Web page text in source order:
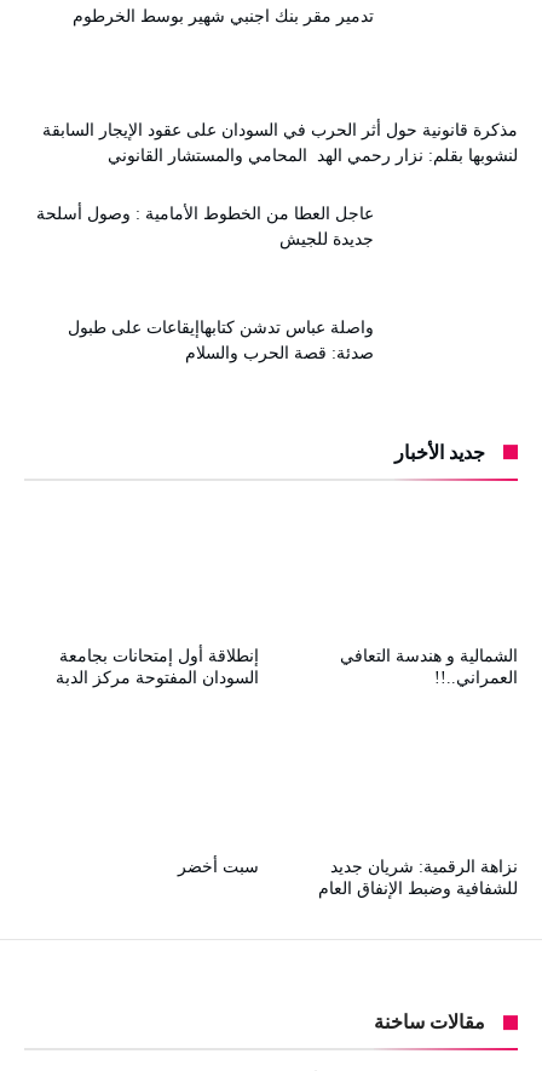
تدمير مقر بنك اجنبي شهير بوسط الخرطوم
مذكرة قانونية حول أثر الحرب في السودان على عقود الإيجار السابقة
لنشوبها بقلم: نزار رحمي الهد المحامي والمستشار القانوني
عاجل العطا من الخطوط الأمامية : وصول أسلحة
جديدة للجيش
واصلة عباس تدشن كتابهاإيقاعات على طبول
صدئة: قصة الحرب والسلام
جديد الأخبار
إنطلاقة أول إمتحانات بجامعة
السودان المفتوحة مركز الدبة
الشمالية و هندسة التعافي
العمراني..!!
سبت أخضر
نزاهة الرقمية: شريان جديد
للشفافية وضبط الإنفاق العام
مقالات ساخنة